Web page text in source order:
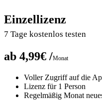
Einzellizenz
7 Tage kostenlos testen
ab 4,99€ /Monat
Voller Zugriff auf die
Lizenz für 1 Person
Regelmäßig Monat